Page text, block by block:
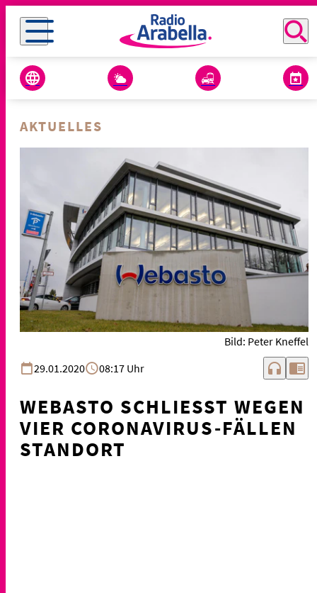
AKTUELLES
Bild: Peter Kneffel
29.01.2020
08:17 Uhr headphones chrome_reader_mode
WEBASTO SCHLIESST WEGEN V
IER CORONAVIRUS-FÄLLEN S
TANDORT